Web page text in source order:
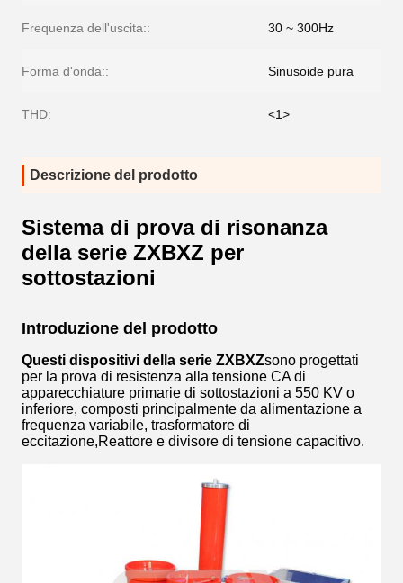
Frequenza dell'uscita:: 30 ~ 300Hz
Forma d'onda:: Sinusoide pura
THD: <1>
Descrizione del prodotto
Sistema di prova di risonanza
della serie ZXBXZ per
sottostazioni
Introduzione del prodotto
Questi dispositivi della serie ZXBXZsono progettati
per la prova di resistenza alla tensione CA di
apparecchiature primarie di sottostazioni a 550 KV o
inferiore, composti principalmente da alimentazione a
frequenza variabile, trasformatore di
eccitazione,Reattore e divisore di tensione capacitivo.